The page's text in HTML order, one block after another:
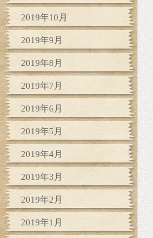
2019年10月
2019年9月
2019年8月
2019年7月
2019年6月
2019年5月
2019年4月
2019年3月
2019年2月
2019年1月